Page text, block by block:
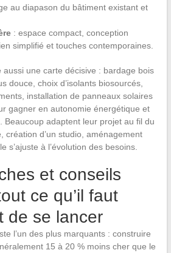
au diapason du bâtiment existant et
: espace compact, conception
simplifié et touches contemporaines.
aussi une carte décisive : bardage bois
douce, choix d’isolants biosourcés,
installation de panneaux solaires
gagner en autonomie énergétique et
Beaucoup adaptent leur projet au fil du
création d’un studio, aménagement
s’ajuste à l’évolution des besoins.
et conseils
ce qu’il faut
de se lancer
l’un des plus marquants : construire
15 à 20 % moins cher que le